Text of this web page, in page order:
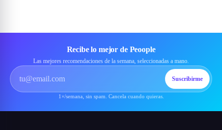
Recibe lo mejor de Peoople
Las mejores recomendaciones de la semana, seleccionadas a mano.
Suscribirme
1×/semana, sin spam. Cancela cuando quieras.